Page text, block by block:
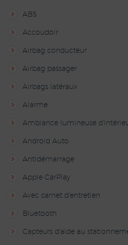
ABS
Accoudoir
Airbag conducteur
Airbag passager
Airbags latéraux
Alarme
Ambiance lumineuse
Android Auto
Antidémarrage
Apple CarPlay
Avec carnet d'entretien
Bluetooth
Capteurs d'aide au